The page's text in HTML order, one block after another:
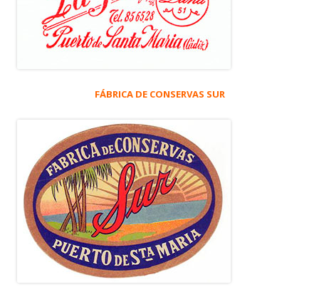
FÁBRICA DE CONSERVAS SUR